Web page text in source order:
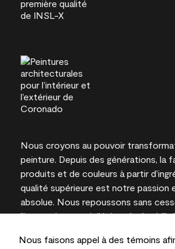
Nous faisons appel à des témoins
Nous croyons au pouvoir
peinture. Depuis des générations, la
produits et de couleurs à partir
qualité supérieure est notre passion
absolue. Nous repoussons sans
l’innovation et privilégions la
l’expertise locale.